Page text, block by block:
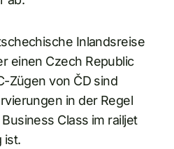
Inlandsreise
einen Czech Republic
Zügen von ČD sind
in der Regel
Class im railjet
ist.